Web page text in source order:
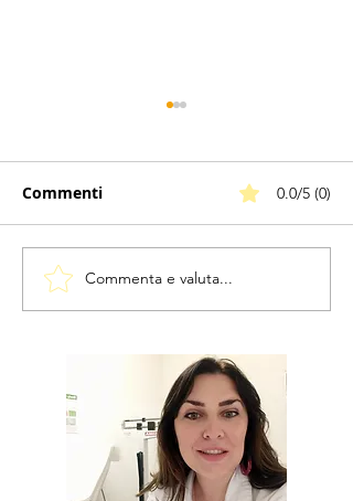
La colazione sveglia
metabolismo - ricetta
Commenti 0.0/5 (0)
Commenta e valuta...